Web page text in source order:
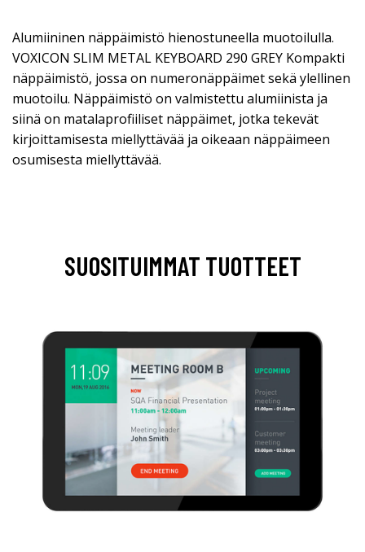
Alumiininen näppäimistö hienostuneella muotoilulla.
VOXICON SLIM METAL KEYBOARD 290 GREY Kompakti
näppäimistö, jossa on numeronäppäimet sekä ylellinen
muotoilu. Näppäimistö on valmistettu alumiinista ja
siinä on matalaprofiiliset näppäimet, jotka tekevät
kirjoittamisesta miellyttävää ja oikeaan näppäimeen
osumisesta miellyttävää.
SUOSITUIMMAT TUOTTEET